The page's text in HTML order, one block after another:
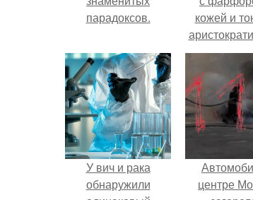
парадоксов.
кожей и
выглядит
сошла с
У вич и рака
обнаружили
центре